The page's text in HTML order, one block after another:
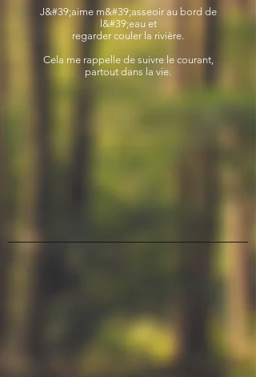
J&#39;aime m&#39;asseoir au bord de
l&#39;eau et
regarder couler la rivière.
Cela me rappelle de suivre le courant,
partout dans la vie.